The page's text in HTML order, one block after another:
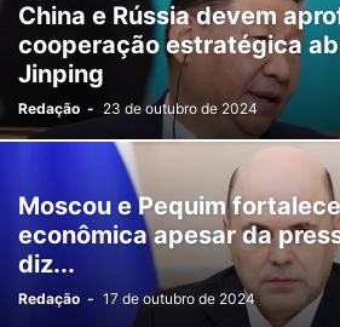
China e Rússia devem
cooperação estratégica
Jinping
Redação - 23 de outubro de 2024
Moscou e Pequim
econômica apesar da
diz...
Redação - 17 de outubro de 2024